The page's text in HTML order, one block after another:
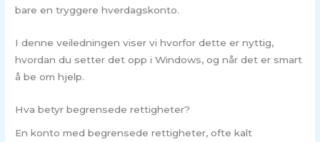
bare en tryggere hverdagskonto.
I denne veiledningen viser vi hvorfor dette er nyttig,
hvordan du setter det opp i Windows, og når det er smart
å be om hjelp.
Hva betyr begrensede rettigheter?
En konto med begrensede rettigheter, ofte kalt